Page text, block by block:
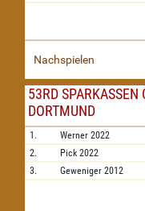
Nachspielen
53RD
DORTMUND
1. Werner 2022
2.
Pick 2022
3.
Geweniger 2012